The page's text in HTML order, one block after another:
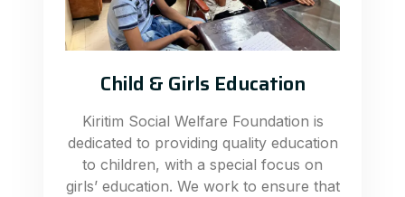
Child & Girls Education
Kiritim Social Welfare Foundation is
dedicated to providing quality education
to children, with a special focus on
girls’ education. We work to ensure that